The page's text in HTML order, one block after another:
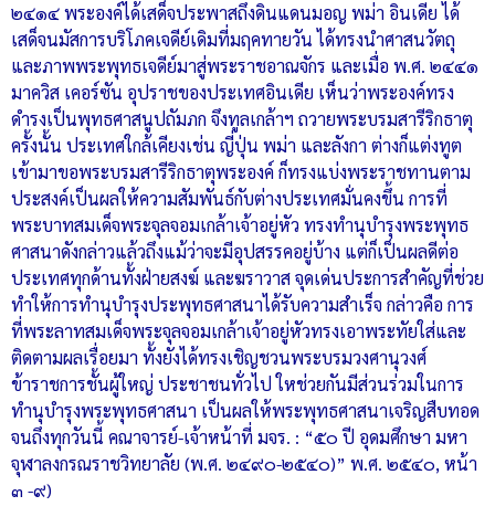
๒๔๑๔ พระองค์ได้เสด็จประพาสถึงดินแดนมอญ พม่า อินเดีย ได้
เสด็จนมัสการบริโภคเจดีย์เดิมที่มฤคทายวัน ได้ทรงนำศาสนวัตถุ
และภาพพระพุทธเจดีย์มาสู่พระราชอาณจักร และเมื่อ พ.ศ. ๒๔๔๑
มาควิส เคอร์ซัน อุปราชของประเทศอินเดีย เห็นว่าพระองค์ทรง
ดำรงเป็นพุทธศาสนูปถัมภก จึงทูลเกล้าฯ ถวายพระบรมสารีริกธาตุ
ครั้งนั้น ประเทศใกล้เคียงเช่น ญี่ปุ่น พม่า และลังกา ต่างก็แต่งทูต
เข้ามาขอพระบรมสารีริกธาตุพระองค์ ก็ทรงแบ่งพระราชทานตาม
ประสงค์เป็นผลให้ความสัมพันธ์กับต่างประเทศมั่นคงขึ้น การที่
พระบาทสมเด็จพระจุลจอมเกล้าเจ้าอยู่หัว ทรงทำนุบำรุงพระพุทธ
ศาสนาดังกล่าวแล้วถึงแม้ว่าจะมีอุปสรรคอยู่บ้าง แต่ก็เป็นผลดีต่อ
ประเทศทุกด้านทั้งฝ่ายสงฆ์ และฆราวาส จุดเด่นประการสำคัญที่ช่วย
ทำให้การทำนุบำรุงประพุทธศาสนาได้รับความสำเร็จ กล่าวคือ การ
ที่พระลาทสมเด็จพระจุลจอมเกล้าเจ้าอยู่หัวทรงเอาพระทัยใส่และ
ติดตามผลเรื่อยมา ทั้งยังได้ทรงเชิญชวนพระบรมวงศานุวงศ์
ข้าราชการชั้นผู้ใหญ่ ประชาชนทั่วไป ใหช่วยกันมีส่วนร่วมในการ
ทำนุบำรุงพระพุทธศาสนา เป็นผลให้พระพุทธศาสนาเจริญสืบทอด
จนถึงทุกวันนี้ คณาจารย์-เจ้าหน้าที่ มจร. : “๕๐ ปี อุดมศึกษา มหา
จุฬาลงกรณราชวิทยาลัย (พ.ศ. ๒๔๙๐-๒๕๔๐)” พ.ศ. ๒๕๔๐, หน้า
๓ -๙)